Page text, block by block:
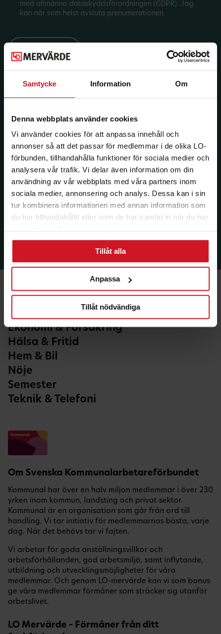
Samtycke Information Om
Denna webbplats använder cookies
Vi använder cookies för att anpassa innehåll och
annonser så att det passar för medlemmar i de olika LO-
förbunden, tillhandahålla funktioner för sociala medier och
analysera vår trafik. Vi delar även information om din
användning av vår webbplats med våra partners inom
sociala medier, annonsering och analys. Dessa kan i sin
tur kombinera informationen med annan information som
du har tillhandahållit eller som de har samlat in när du har
Tillåt alla
Anpassa
Tillåt nödvändiga
med allmänna dataskyddsförordningen (GDPR). Jag
kan när som helst avsluta prenumerationen.
Ekonomi & Försäkring
Hälsa & Fritid
Hem & Bil
Nöje
Semester
Teknik & Telefoni
Om Svenska Kommunalarbetareförbundet
Kommunal har över en halv miljon medlemmar i över 230
yrken inom kommun, landsting och privat sektor.
Kommunal är en organisation som går från ord till
handling. Vi tar initiativ för medlemmarnas bästa, varje
dag. När det behövs tar vi fajten.
Vi arbetar för goda anställningsvillkor och
arbetsförhållanden, god arbetsmiljö, samt inflytande,
utbildning och utvecklingsmöjligheter för våra
medlemmar. Och genom LO-mervärde kan vi som bonus
ge våra medlemmar förmåner som sträcker sig utanför
arbetslivet.
LO Mervärde – Förmåner från ditt